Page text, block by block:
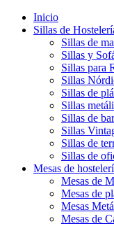
Inicio
Sillas de
Sillas de
Sillas y
Sillas para
Sillas
Sillas de
Sillas
Sillas de bar
Sillas
Sillas de
Sillas de
Mesas de
Mesas de
Mesas de
Mesas
Mesas de